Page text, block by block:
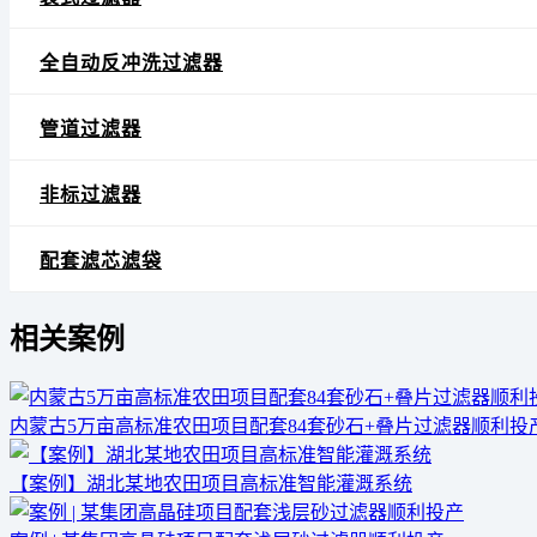
全自动反冲洗过滤器
管道过滤器
非标过滤器
配套滤芯滤袋
相关案例
内蒙古5万亩高标准农田项目配套84套砂石+叠片过滤器顺利投
【案例】湖北某地农田项目高标准智能灌溉系统